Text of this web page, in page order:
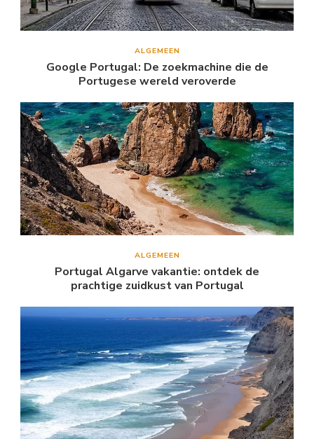
ALGEMEEN
Google Portugal: De zoekmachine die de
Portugese wereld veroverde
ALGEMEEN
Portugal Algarve vakantie: ontdek de
prachtige zuidkust van Portugal